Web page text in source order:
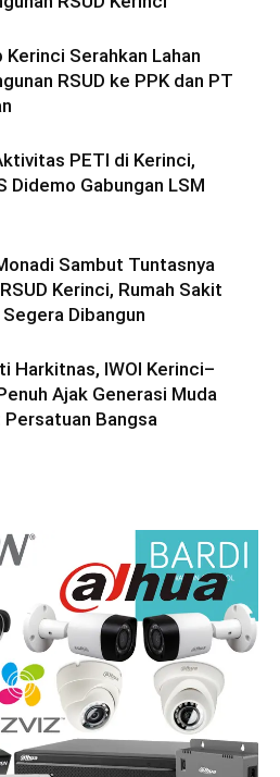
Kerinci Serahkan Lahan
RSUD ke PPK dan PT
PETI di Kerinci,
Didemo Gabungan LSM
Sambut Tuntasnya
Kerinci, Rumah Sakit
Dibangun
Harkitnas, IWOI Kerinci–
Ajak Generasi Muda
Bangsa